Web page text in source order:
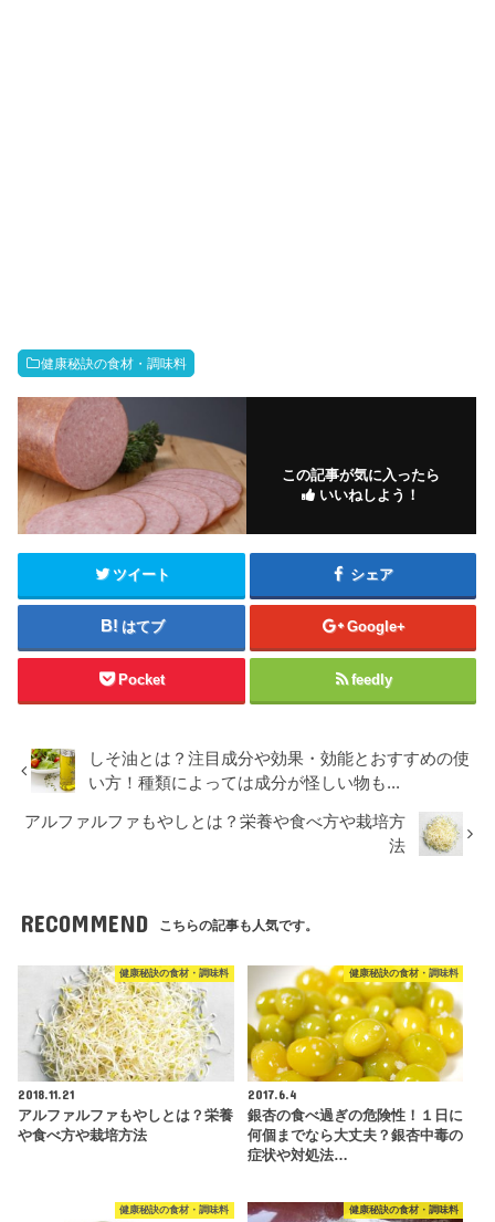
健康秘訣の食材・調味料
この記事が気に入ったら
いいねしよう！
ツイート シェア
はてブ Google+
Pocket feedly
しそ油とは？注目成分や効果・効能とおすすめの使
い方！種類によっては成分が怪しい物も...
アルファルファもやしとは？栄養や食べ方や栽培方
法
RECOMMEND こちらの記事も人気です。
健康秘訣の食材・調味料
2018.11.21
アルファルファもやしとは？栄養
や食べ方や栽培方法
健康秘訣の食材・調味料
2017.6.4
銀杏の食べ過ぎの危険性！１日に
何個までなら大丈夫？銀杏中毒の
症状や対処法…
健康秘訣の食材・調味料 健康秘訣の食材・調味料